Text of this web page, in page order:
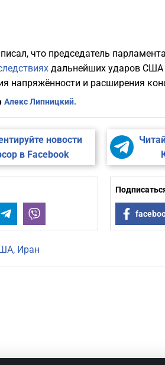
писал, что председатель
дальнейших ударов США
напряжённости и расширения
Алекс Липницкий.
новости
в Facebook
Telegram
Иран